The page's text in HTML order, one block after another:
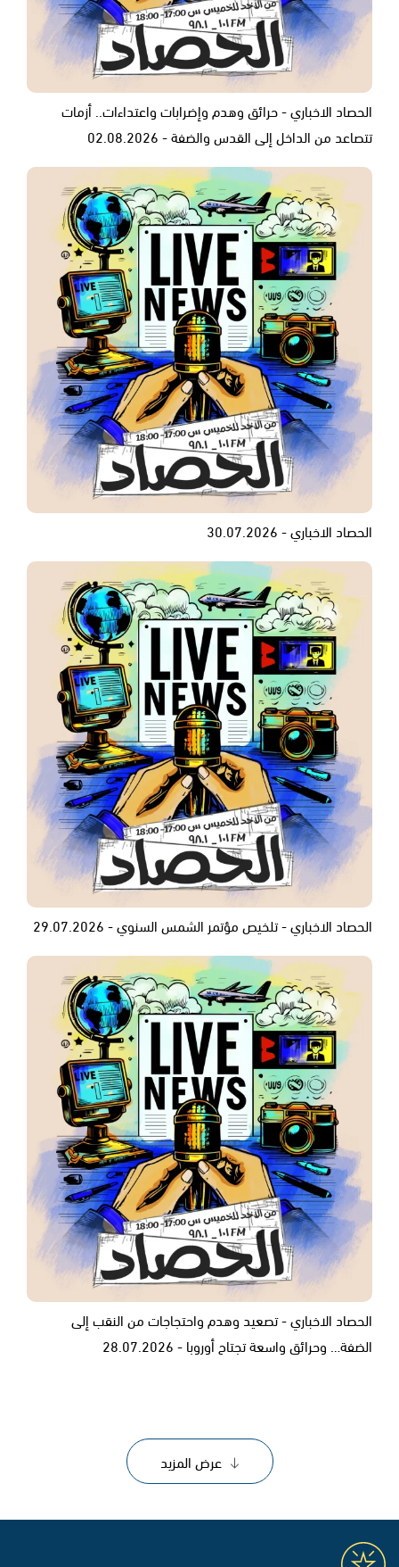
الحصاد الاخباري - حرائق وهدم وإضرابات واعتداءات.. أزمات
تتصاعد من الداخل إلى القدس والضفة - 02.08.2026
الحصاد الاخباري - 30.07.2026
الحصاد الاخباري - تلخيص مؤتمر الشمس السنوي - 29.07.2026
الحصاد الاخباري - تصعيد وهدم واحتجاجات من النقب إلى
الضفة… وحرائق واسعة تجتاح أوروبا - 28.07.2026
عرض المزيد